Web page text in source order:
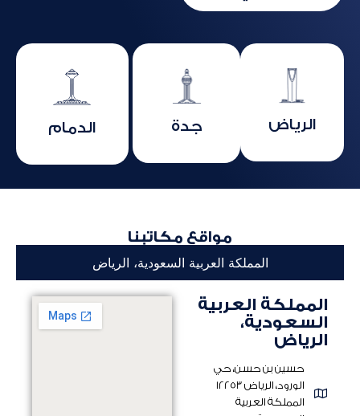
الرياض جدة الدمام
مواقع مكاتبنا
المملكة العربية السعودية، الرياض
المملكة العربية
السعودية،
الرياض
حسين بن حسن، حي
الورود، الرياض 12253
المملكة العربية